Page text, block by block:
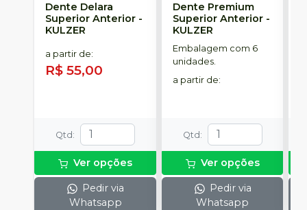
Dente Delara
Superior Anterior -
KULZER
a partir de:
R$ 55,00
Qtd :
Ver opções
Pedir via
Whatsapp
Dente Premium
Superior Anterior-
KULZER
Embalagem com 6
unidades.
a partir de:
Qtd :
Ver opções
Pedir via
Whatsapp